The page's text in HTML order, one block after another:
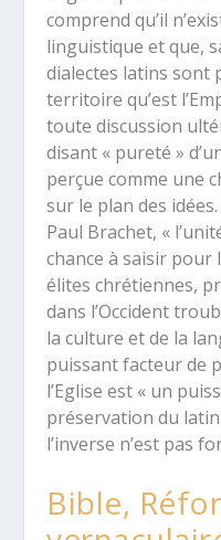
comprend qu’il
linguistique et que,
dialectes latins sont
territoire qu’est
toute discussion
disant « pureté »
perçue comme une
sur le plan des
Paul Brachet, «
chance à saisir
élites chrétiennes,
dans l’Occident
la culture et de la
puissant facteur de
l’Eglise est « un
préservation du
l’inverse n’est pas
Bible,